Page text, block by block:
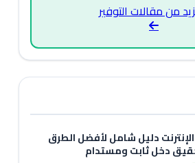
من مقالات التوفير
دليل شامل لأفضل الطرق
دخل ثابت ومستدام